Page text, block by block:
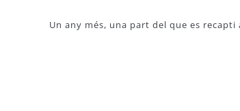
Un any més, una part del que es